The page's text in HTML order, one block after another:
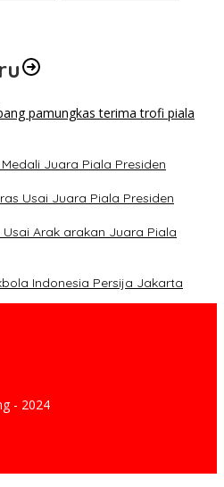
Juara Piala Presiden
Usai Juara Piala Presiden
Usai Arak arakan Juara Piala
Indonesia Persija Jakarta
- 2024